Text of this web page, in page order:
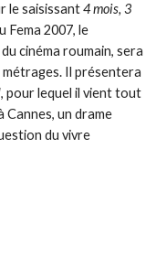
le saisissant4 mois, 3
Fema 2007, le
cinéma roumain, sera
métrages. Il présentera
, pour lequel il vient tout
Cannes, un drame
du vivre